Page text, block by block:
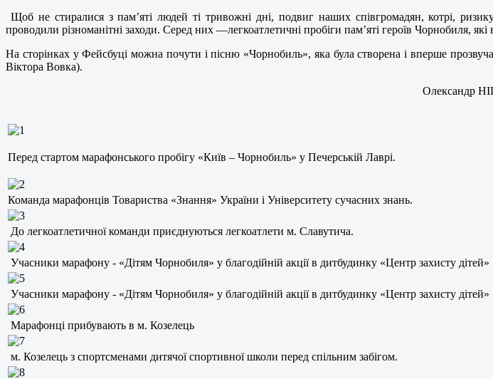
Щоб не стиралися з пам’яті людей ті тривожні дні, подвиг наших співгромадян, котрі,
проводили різноманітні заходи. Серед них —легкоатлетичні пробіги пам’яті героїв Чорнобиля, які
На сторінках у Фейсбуці можна почути і пісню «Чорнобиль», яка була створена і вперше
Віктора Вовка).
Олександр
Перед стартом марафонського пробігу «Київ – Чорнобиль» у Печерській Лаврі.
Команда марафонців Товариства «Знання» України і Університету сучасних знань.
До легкоатлетичної команди приєднуються легкоатлети м. Славутича.
Учасники марафону - «Дітям Чорнобиля» у благодійній акції в дитбудинку «Центр захисту дітей»
Учасники марафону - «Дітям Чорнобиля» у благодійній акції в дитбудинку «Центр захисту дітей»
Марафонці прибувають в м. Козелець
м. Козелець з спортсменами дитячої спортивної школи перед спільним забігом.